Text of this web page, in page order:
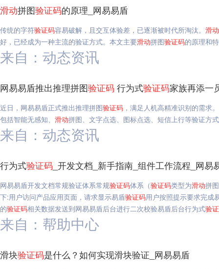
滑动拼图验证码的原理_网易易盾
传统的字符验证码容易破解，且交互体验差，已逐渐被时代所淘汰。 滑动
好，已经成为一种主流的验证方式。本文主要滑动拼图验证码的原理和
来自：动态资讯
网易易盾推出推理拼图验证码 行为式验证码家族再添一
近日，网易易盾正式推出推理拼图验证码 ，满足人机高精准识别的需求
包括智能无感知、 滑动拼图、文字点选、图标点选、短信上行等验证方
来自：动态资讯
行为式验证码 _开发文档_新手指南_组件工作流程_网易
网易易盾开发文档常规验证体系常规验证码体系（验证码类型为滑动拼
下:用户访问产品应用页面，请求显示易盾验证码用户按照提示要求完成
的验证码相关数据发送到网易易盾后台进行二次校验易盾后台行为式验
来自：帮助中心
滑块验证码是什么？如何实现滑块验证_网易易盾